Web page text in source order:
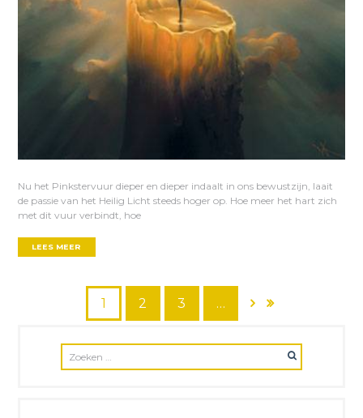
Nu het Pinkstervuur dieper en dieper indaalt in ons bewustzijn, laait
de passie van het Heilig Licht steeds hoger op. Hoe meer het hart zich
met dit vuur verbindt, hoe
LEES MEER
1 2 3 …